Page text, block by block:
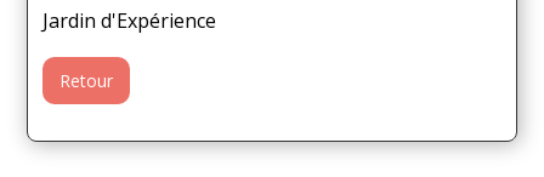
Jardin d'Expérience
Retour